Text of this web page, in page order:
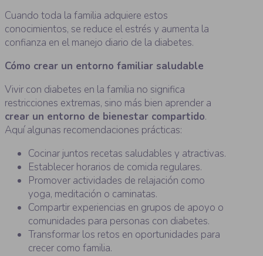
Cuando toda la familia adquiere estos
conocimientos, se reduce el estrés y aumenta la
confianza en el manejo diario de la diabetes.
Cómo crear un entorno familiar saludable
Vivir con diabetes en la familia no significa
restricciones extremas, sino más bien aprender a
crear un entorno de bienestar compartido.
Aquí algunas recomendaciones prácticas:
Cocinar juntos recetas saludables y atractivas.
Establecer horarios de comida regulares.
Promover actividades de relajación como
yoga, meditación o caminatas.
Compartir experiencias en grupos de apoyo o
comunidades para personas con diabetes.
Transformar los retos en oportunidades para
crecer como familia.